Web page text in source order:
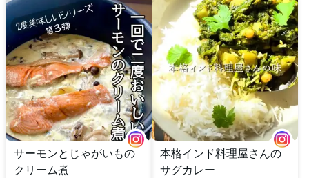
サーモンとじゃがいもの
クリーム煮
本格インド料理屋さんの
サグカレー